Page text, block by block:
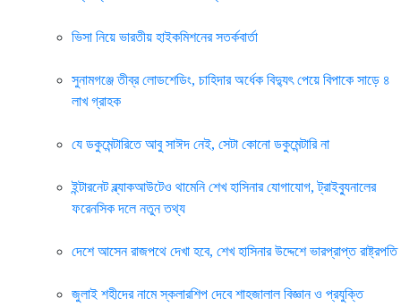
ভিসা নিয়ে ভারতীয় হাইকমিশনের সতর্কবার্তা
সুনামগঞ্জে তীব্র লোডশেডিং, চাহিদার অর্ধেক বিদ্যুৎ পেয়ে বিপাকে সাড়ে ৪
লাখ গ্রাহক
যে ডকুমেন্টারিতে আবু সাঈদ নেই, সেটা কোনো ডকুমেন্টারি না
ইন্টারনেট ব্ল্যাকআউটেও থামেনি শেখ হাসিনার যোগাযোগ, ট্রাইব্যুনালের
ফরেনসিক দলে নতুন তথ্য
দেশে আসেন রাজপথে দেখা হবে, শেখ হাসিনার উদ্দেশে ভারপ্রাপ্ত রাষ্ট্রপতি
জুলাই শহীদের নামে স্কলারশিপ দেবে শাহজালাল বিজ্ঞান ও প্রযুক্তি